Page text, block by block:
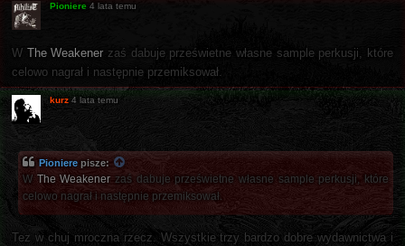
Pioniere 4 lata temu
W The Weakener zaś dabuje prześwietne własne sample perkusji, które
celowo nagrał i następnie przemiksował.
kurz 4 lata temu
Pioniere pisze:
W The Weakener zaś dabuje prześwietne własne sample perkusji, które
celowo nagrał i następnie przemiksował.
Tez w chuj mroczna rzecz. Wszystkie trzy bardzo dobre wydawnictwa i